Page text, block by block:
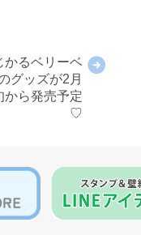
かるベリーベ
グッズが2月
から発売予定
♡